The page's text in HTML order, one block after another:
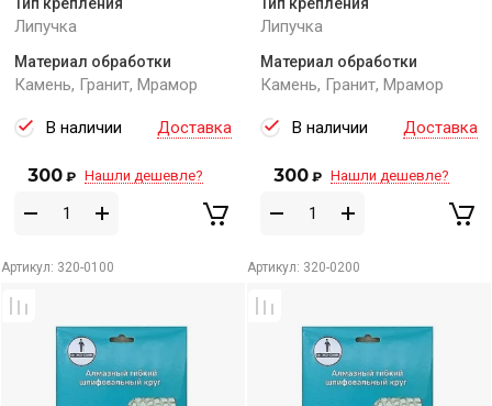
Липучка
Материал обработки
Камень, Гранит, Мрамор
В наличии Доставка
300 ₽ Нашли дешевле?
Липучка
Материал обработки
Камень, Гранит, Мрамор
В наличии Доставка
300 ₽ Нашли дешевле?
Артикул: 320-0100 Артикул: 320-0200